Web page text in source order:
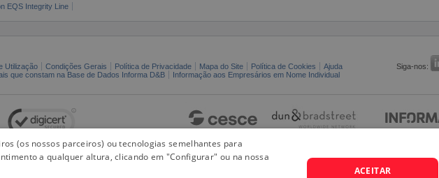
EQS Integrity Line
Utilização Condições Gerais Política de Privacidade Mapa do Site Política de Cookies Ajuda
Siga-nos:
que constam na Base de Dados Informa D&B
Informação aos Empresários em Nome Individual
(os nossos parceiros) ou tecnologias semelhantes para
a qualquer altura, clicando em "Configurar" ou na nossa
ACEITAR